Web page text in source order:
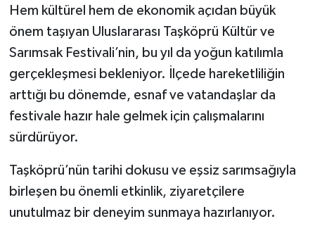
Hem kültürel hem de ekonomik açıdan büyük
önem taşıyan Uluslararası Taşköprü Kültür ve
Sarımsak Festivali’nin, bu yıl da yoğun katılımla
gerçekleşmesi bekleniyor. İlçede hareketliliğin
arttığı bu dönemde, esnaf ve vatandaşlar da
festivale hazır hale gelmek için çalışmalarını
sürdürüyor.
Taşköprü’nün tarihi dokusu ve eşsiz sarımsağıyla
birleşen bu önemli etkinlik, ziyaretçilere
unutulmaz bir deneyim sunmaya hazırlanıyor.